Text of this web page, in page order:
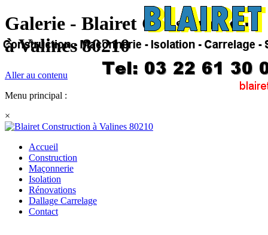
Galerie - Blairet Construction
à Valines 80210
Aller au contenu
Menu principal :
×
Accueil
Construction
Maçonnerie
Isolation
Rénovations
Dallage Carrelage
Contact